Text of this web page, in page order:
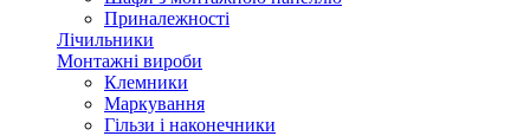
Приналежності
Лічильники
Монтажні вироби
Клемники
Маркування
Гільзи і наконечники